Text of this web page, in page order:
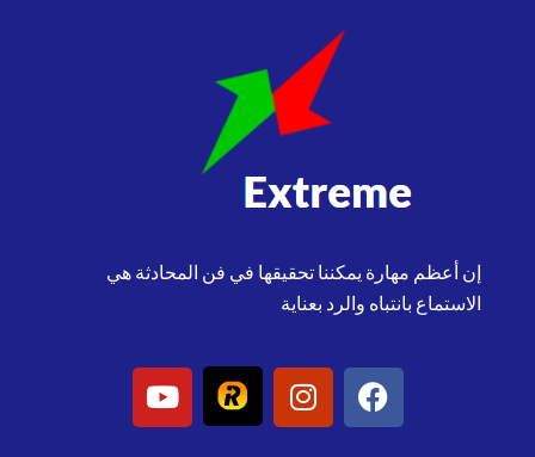
إن أعظم مهارة يمكننا تحقيقها في فن المحادثة هي
الاستماع بانتباه والرد بعناية